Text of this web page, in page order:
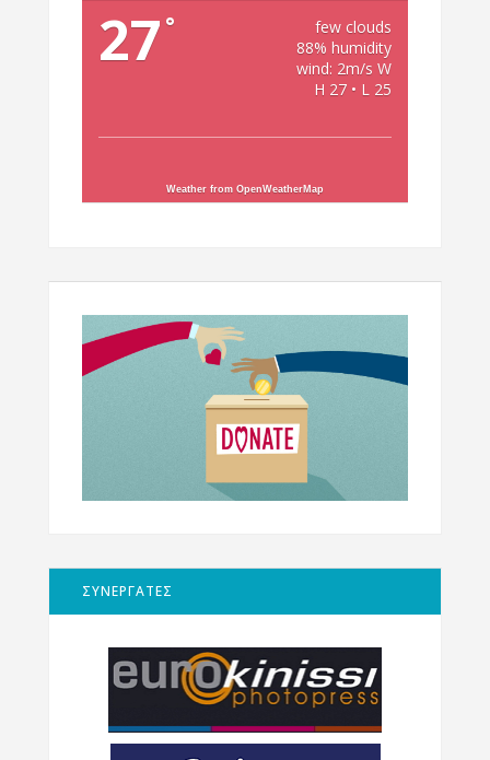
27 °
few clouds
88% humidity
wind: 2m/s W
H 27 • L 25
Weather from OpenWeatherMap
ΣΥΝΕΡΓΑΤΕΣ